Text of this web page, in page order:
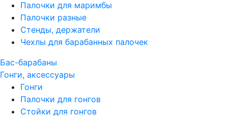
Палочки для маримбы
Палочки разные
Стенды, держатели
Чехлы для барабанных палочек
Бас-барабаны
Гонги, аксессуары
Гонги
Палочки для гонгов
Стойки для гонгов